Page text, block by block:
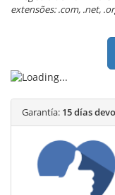
extensões: .com, .net,
Garantía: 15 días